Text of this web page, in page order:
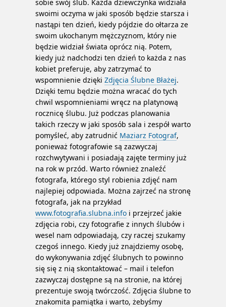
sobie swój ślub. Każda dziewczynka widziała
swoimi oczyma w jaki sposób będzie starsza i
nastąpi ten dzień, kiedy pójdzie do ołtarza ze
swoim ukochanym mężczyznom, który nie
będzie widział świata oprócz nią. Potem,
kiedy już nadchodzi ten dzień to każda z nas
kobiet preferuje, aby zatrzymać to
wspomnienie dzięki Zdjęcia Ślubne Błażej.
Dzięki temu będzie można wracać do tych
chwil wspomnieniami wręcz na platynową
rocznicę ślubu. Już podczas planowania
takich rzeczy w jaki sposób sala i zespół warto
pomyśleć, aby zatrudnić Maziarz Fotograf,
ponieważ fotografowie są zazwyczaj
rozchwytywani i posiadają zajęte terminy już
na rok w przód. Warto również znaleźć
fotografa, którego styl robienia zdjęć nam
najlepiej odpowiada. Można zajrzeć na stronę
fotografa, jak na przykład
www.fotografia.slubna.info i przejrzeć jakie
zdjęcia robi, czy fotografie z innych ślubów i
wesel nam odpowiadają, czy raczej szukamy
czegoś innego. Kiedy już znajdziemy osobę,
do wykonywania zdjęć ślubnych to powinno
się się z nią skontaktować – mail i telefon
zazwyczaj dostępne są na stronie, na której
prezentuje swoją twórczość. Zdjęcia ślubne to
znakomita pamiątka i warto, żebyśmy